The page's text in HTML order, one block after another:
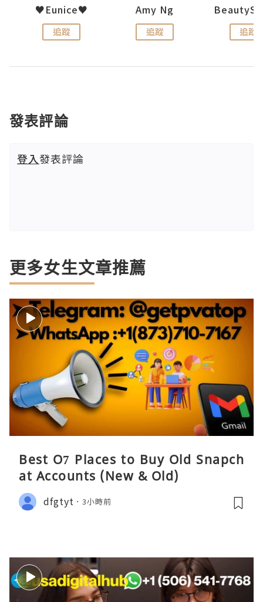
♥Eunice♥
追蹤
Amy Ng
追蹤 追蹤
發表評論
登入發表評論
更多女生文章推薦
Best O7 Places to Buy Old Snapch
at Accounts (New & Old)
dfgtyt 3小時前